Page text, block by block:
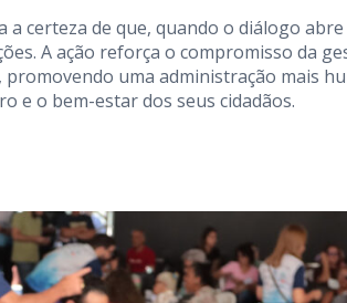
certeza de que, quando o diálogo
A ação reforça o compromisso da
uma administração mais
e o bem-estar dos seus cidadãos.